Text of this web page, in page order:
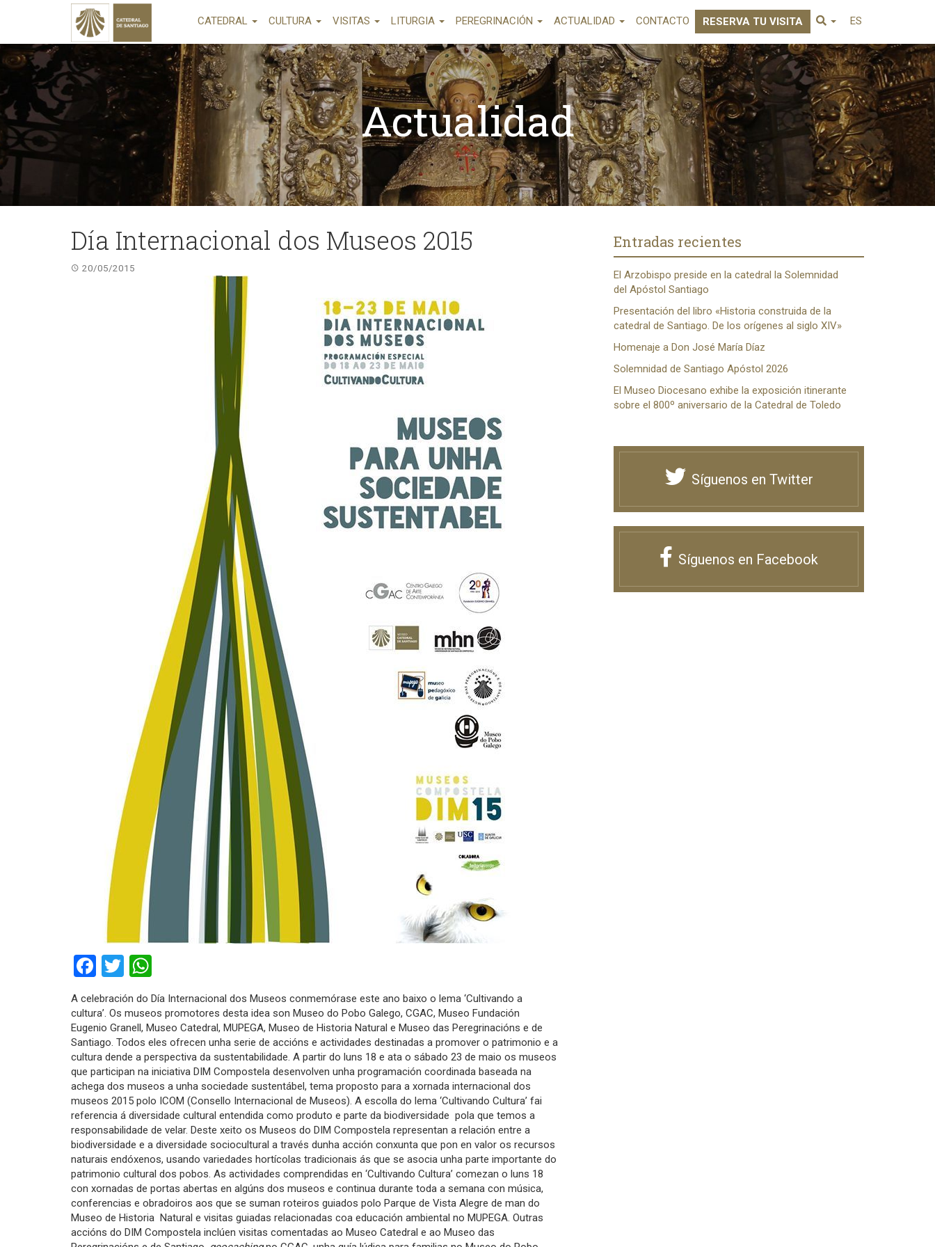
CATEDRAL CULTURA VISITAS LITURGIA PEREGRINACIÓN ACTUALIDAD CONTACTO RESERVA TU VISITA ES
Actualidad
Día Internacional dos Museos 2015
20/05/2015
Facebook
Twitter
A celebración do Día Internacional dos Museos conmemórase este ano baixo o lema ‘Cultivando a
cultura’. Os museos promotores desta idea son Museo do Pobo Galego, CGAC, Museo Fundación
Eugenio Granell, Museo Catedral, MUPEGA, Museo de Historia Natural e Museo das Peregrinacións e de
Santiago. Todos eles ofrecen unha serie de accións e actividades destinadas a promover o patrimonio e a
cultura dende a perspectiva da sustentabilidade. A partir do luns 18 e ata o sábado 23 de maio os museos
que participan na iniciativa DIM Compostela desenvolven unha programación coordinada baseada na
achega dos museos a unha sociedade sustentábel, tema proposto para a xornada internacional dos
museos 2015 polo ICOM (Consello Internacional de Museos). A escolla do lema ‘Cultivando Cultura’ fai
referencia á diversidade cultural entendida como produto e parte da biodiversidade pola que temos a
responsabilidade de velar. Deste xeito os Museos do DIM Compostela representan a relación entre a
biodiversidade e a diversidade sociocultural a través dunha acción conxunta que pon en valor os recursos
naturais endóxenos, usando variedades hortícolas tradicionais ás que se asocia unha parte importante do
patrimonio cultural dos pobos. As actividades comprendidas en ‘Cultivando Cultura’ comezan o luns 18
con xornadas de portas abertas en algúns dos museos e continua durante toda a semana con música,
conferencias e obradoiros aos que se suman roteiros guiados polo Parque de Vista Alegre de man do
Museo de Historia Natural e visitas guiadas relacionadas coa educación ambiental no MUPEGA. Outras
accións do DIM Compostela inclúen visitas comentadas ao Museo Catedral e ao Museo das
Entradas recientes
El Arzobispo preside en la catedral la Solemnidad
del Apóstol Santiago
Presentación del libro «Historia construida de la
catedral de Santiago. De los orígenes al siglo XIV»
Homenaje a Don José María Díaz
Solemnidad de Santiago Apóstol 2026
El Museo Diocesano exhibe la exposición itinerante
sobre el 800º aniversario de la Catedral de Toledo
Síguenos en Twitter
Síguenos en Facebook